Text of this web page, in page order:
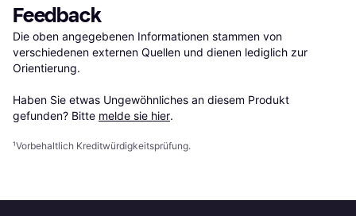
Feedback
Die oben angegebenen Informationen stammen von
verschiedenen externen Quellen und dienen lediglich zur
Orientierung.
Haben Sie etwas Ungewöhnliches an diesem Produkt
gefunden? Bitte melde sie hier.
¹Vorbehaltlich Kreditwürdigkeitsprüfung.